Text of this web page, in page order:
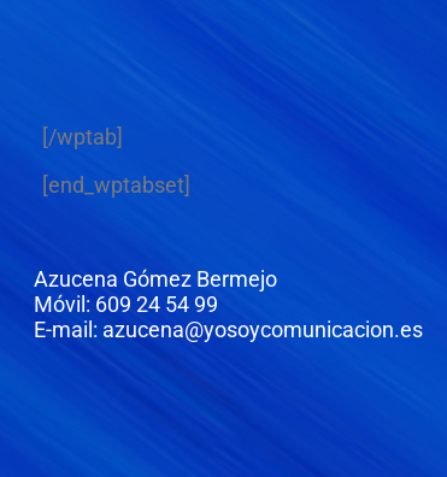
[/wptab]
[end_wptabset]
Azucena Gómez Bermejo
Móvil: 609 24 54 99
E-mail: azucena@yosoycomunicacion.es